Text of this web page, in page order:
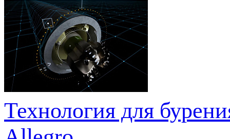
Технология для